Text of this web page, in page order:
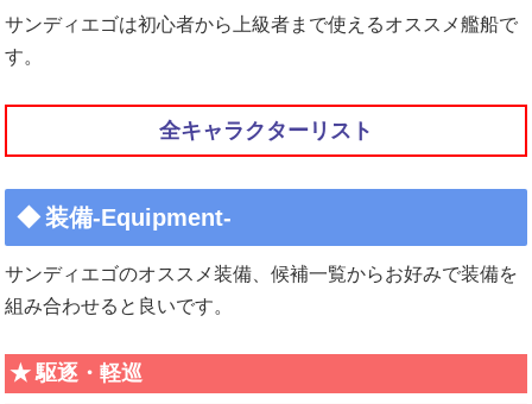
サンディエゴは初心者から上級者まで使えるオススメ艦船で
す。
全キャラクターリスト
装備-Equipment-
サンディエゴのオススメ装備、候補一覧からお好みで装備を
組み合わせると良いです。
駆逐・軽巡